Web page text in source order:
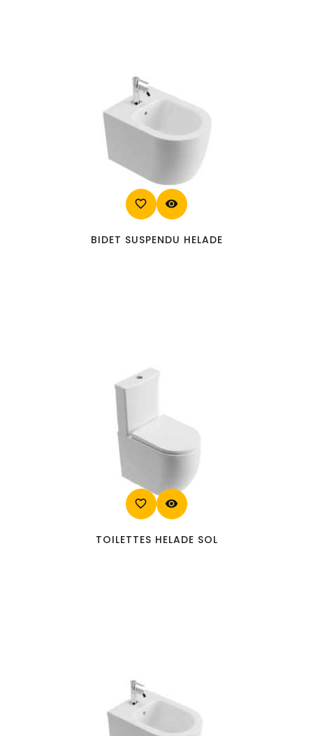
favorite_border visibility
BIDET SUSPENDU HELADE
favorite_border visibility
TOILETTES HELADE SOL